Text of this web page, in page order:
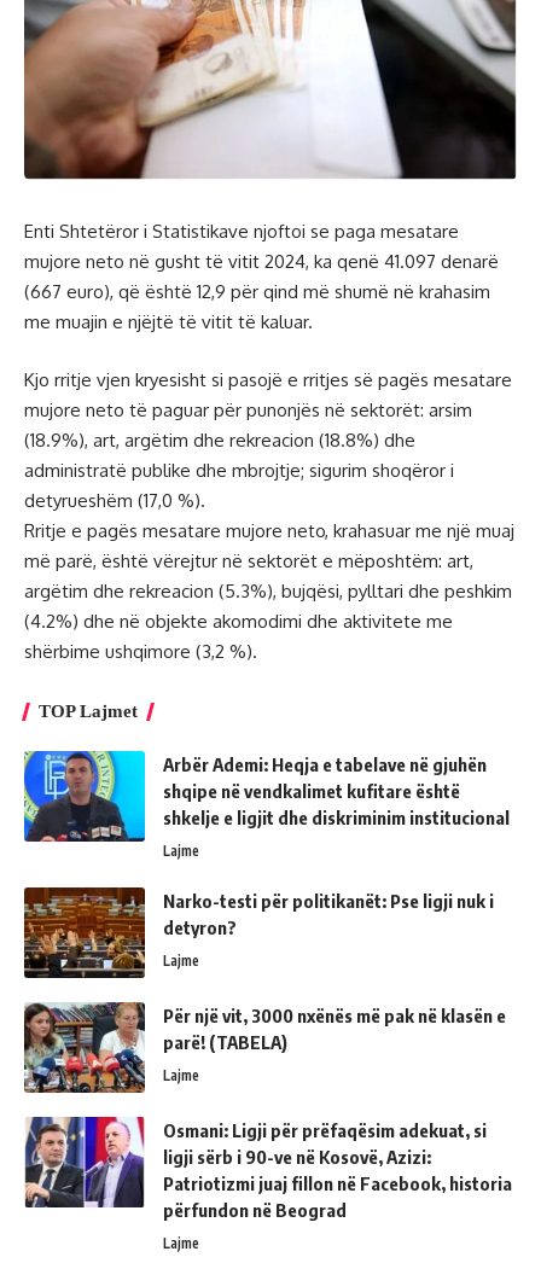
Enti Shtetëror i Statistikave njoftoi se paga mesatare
mujore neto në gusht të vitit 2024, ka qenë 41.097 denarë
(667 euro), që është 12,9 për qind më shumë në krahasim
me muajin e njëjtë të vitit të kaluar.
Kjo rritje vjen kryesisht si pasojë e rritjes së pagës mesatare
mujore neto të paguar për punonjës në sektorët: arsim
(18.9%), art, argëtim dhe rekreacion (18.8%) dhe
administratë publike dhe mbrojtje; sigurim shoqëror i
detyrueshëm (17,0 %).
Rritje e pagës mesatare mujore neto, krahasuar me një muaj
më parë, është vërejtur në sektorët e mëposhtëm: art,
argëtim dhe rekreacion (5.3%), bujqësi, pylltari dhe peshkim
(4.2%) dhe në objekte akomodimi dhe aktivitete me
shërbime ushqimore (3,2 %).
TOP Lajmet
Arbër Ademi: Heqja e tabelave në gjuhën
shqipe në vendkalimet kufitare është
shkelje e ligjit dhe diskriminim institucional
Lajme
Narko-testi për politikanët: Pse ligji nuk i
detyron?
Lajme
Për një vit, 3000 nxënës më pak në klasën e
parë! (TABELA)
Lajme
Osmani: Ligji për prëfaqësim adekuat, si
ligji sërb i 90-ve në Kosovë, Azizi:
Patriotizmi juaj fillon në Facebook, historia
përfundon në Beograd
Lajme